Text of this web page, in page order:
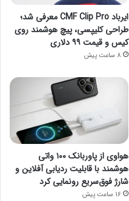
ایرباد CMF Clip Pro معرفی شد؛
طراحی کلیپسی، پیچ هوشمند روی
کیس و قیمت ۹۹ دلاری
8 ساعت پیش
هواوی از پاوربانک ۱۰۰ واتی
هوشمند با قابلیت ردیابی آفلاین و
شارژ فوق‌سریع رونمایی کرد
16 ساعت پیش